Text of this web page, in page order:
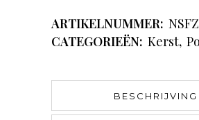
ARTIKELNUMMER:
CATEGORIEËN: Kerst,
BESCHRIJVING